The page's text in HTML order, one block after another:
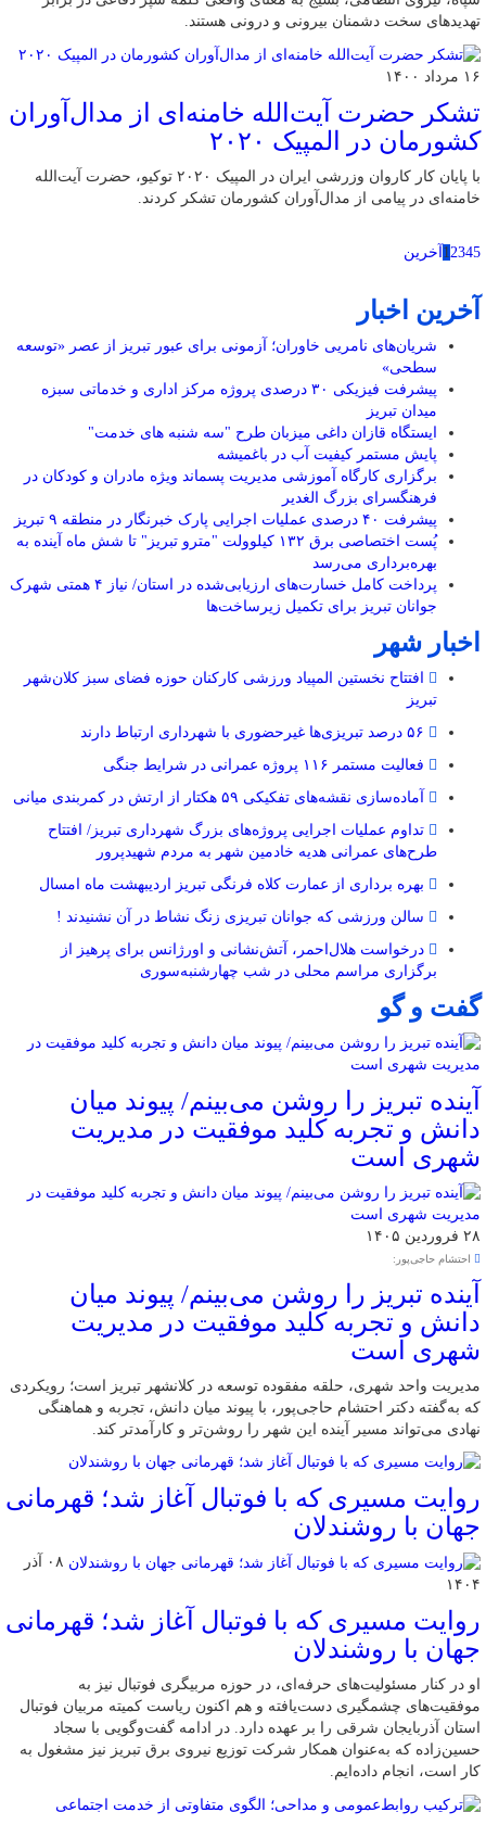
تهدیدهای سخت دشمنان بیرونی و درونی هستند.
۱۶ مرداد ۱۴۰۰
تشکر حضرت آیت‌الله خامنه‌ای از مدال‌آوران
کشورمان در المپیک ۲۰۲۰
با پایان کار کاروان وزرشی ایران در المپیک ۲۰۲۰ توکیو، حضرت آیت‌الله
خامنه‌ای در پیامی از مدال‌آوران کشورمان تشکر کردند.
1 2345 آخرین
آخرین اخبار
شریان‌های نامریی خاوران؛ آزمونی برای عبور تبریز از عصر «توسعه
سطحی»
پیشرفت فیزیکی ۳۰ درصدی پروژه مرکز اداری و خدماتی سبزه
میدان تبریز
ایستگاه قازان داغی میزبان طرح "سه شنبه های خدمت"
پایش مستمر کیفیت آب در باغمیشه
برگزاری کارگاه آموزشی مدیریت پسماند ویژه مادران و کودکان در
فرهنگسرای بزرگ الغدیر
پیشرفت ۴۰ درصدی عملیات اجرایی پارک خبرنگار در منطقه ۹ تبریز
پُست اختصاصی برق ۱۳۲ کیلوولت "مترو تبریز" تا شش ماه آینده به
بهره‌برداری می‌رسد
پرداخت کامل خسارت‌های ارزیابی‌شده در استان/ نیاز ۴ همتی شهرک
جوانان تبریز برای تکمیل زیرساخت‌ها
اخبار شهر
افتتاح نخستین المپیاد ورزشی کارکنان حوزه فضای سبز کلان‌شهر
تبریز
فعالیت مستمر ۱۱۶ پروژه عمرانی در شرایط جنگی
آماده‌سازی نقشه‌های تفکیکی ۵۹ هکتار از ارتش در کمربندی میانی
تداوم عملیات اجرایی پروژه‌های بزرگ شهرداری تبریز/ افتتاح
طرح‌های عمرانی هدیه خادمین شهر به مردم شهیدپرور
بهره برداری از عمارت کلاه فرنگی تبریز اردیبهشت ماه امسال
سالن ورزشی که جوانان تبریزی زنگ نشاط در آن نشنیدند !
درخواست هلال‌احمر، آتش‌نشانی و اورژانس برای پرهیز از
برگزاری مراسم محلی در شب چهارشنبه‌سوری
گفت و گو
آینده تبریز را روشن می‌بینم/ پیوند میان
دانش و تجربه کلید موفقیت در مدیریت
شهری است
۲۸ فروردین ۱۴۰۵
احتشام حاجی‌پور:
آینده تبریز را روشن می‌بینم/ پیوند میان
دانش و تجربه کلید موفقیت در مدیریت
شهری است
مدیریت واحد شهری، حلقه مفقوده توسعه در کلانشهر تبریز است؛ رویکردی
که به‌گفته دکتر احتشام حاجی‌پور، با پیوند میان دانش، تجربه و هماهنگی
نهادی می‌تواند مسیر آینده این شهر را روشن‌تر و کارآمدتر کند.
روایت مسیری که با فوتبال آغاز شد؛ قهرمانی
جهان با روشندلان
۰۸ آذر
۱۴۰۴
روایت مسیری که با فوتبال آغاز شد؛ قهرمانی
جهان با روشندلان
او در کنار مسئولیت‌های حرفه‌ای، در حوزه مربیگری فوتبال نیز به
موفقیت‌های چشمگیری دست‌یافته و هم اکنون ریاست کمیته مربیان فوتبال
استان آذربایجان شرقی را بر عهده دارد. در ادامه گفت‌وگویی با سجاد
حسین‌زاده که به‌عنوان همکار شرکت توزیع نیروی برق تبریز نیز مشغول به
کار است، انجام داده‌ایم.